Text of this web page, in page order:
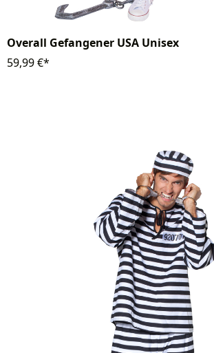
Overall Gefangener USA Unisex
59,99 €*